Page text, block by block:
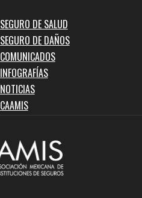
SEGURO DE SALUD
SEGURO DE DAÑOS
COMUNICADOS
INFOGRAFÍAS
NOTICIAS
CAAMIS